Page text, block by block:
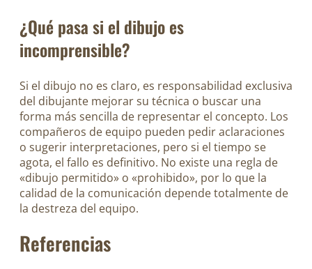
¿Qué pasa si el dibujo es
incomprensible?
Si el dibujo no es claro, es responsabilidad exclusiva
del dibujante mejorar su técnica o buscar una
forma más sencilla de representar el concepto. Los
compañeros de equipo pueden pedir aclaraciones
o sugerir interpretaciones, pero si el tiempo se
agota, el fallo es definitivo. No existe una regla de
«dibujo permitido» o «prohibido», por lo que la
calidad de la comunicación depende totalmente de
la destreza del equipo.
Referencias